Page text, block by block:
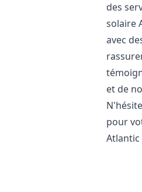
des
solaire
avec
et de
pour
Atlantic